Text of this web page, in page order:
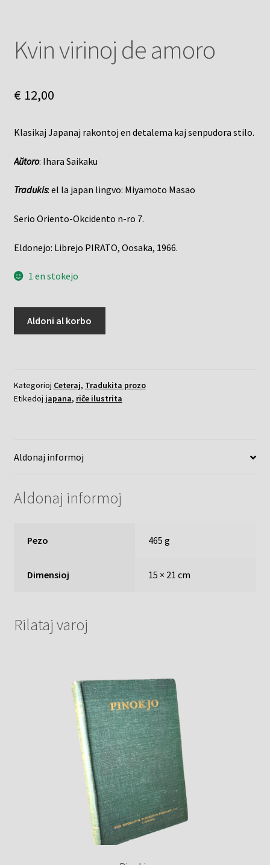
Kvin virinoj de amoro
€12,00
Klasikaj Japanaj rakontoj en detalema kaj senpudora stilo.
Aŭtoro: Ihara Saikaku
Tradukis: el la japan lingvo: Miyamoto Masao
Serio Oriento-Okcidento n-ro 7.
Eldonejo: Librejo PIRATO, Oosaka, 1966.
1 en stokejo
Aldoni al korbo
Kategorioj Ceteraj, Tradukita prozo
Etikedoj japana, riĉe ilustrita
Aldonaj informoj
Aldonaj informoj
Pezo 465 g
Dimensioj 15 × 21 cm
Rilataj varoj